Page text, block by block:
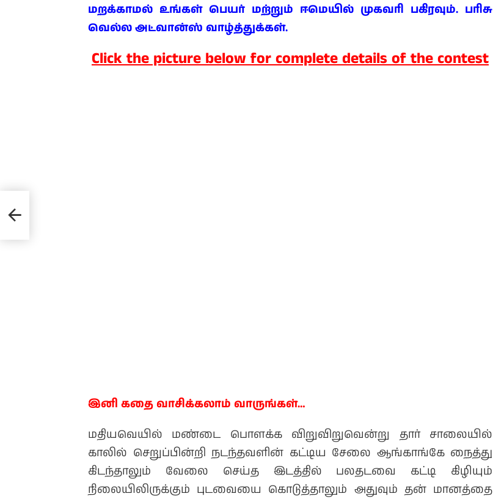
மறக்காமல் உங்கள் பெயர் மற்றும் ஈமெயில் முகவரி பகிரவும். பரிசு
வெல்ல அட்வான்ஸ் வாழ்த்துக்கள்.
Click the picture below for complete details of the contest
இனி கதை வாசிக்கலாம் வாருங்கள்…
மதியவெயில் மண்டை பொளக்க விறுவிறுவென்று தார் சாலையில்
காலில் செறுப்பின்றி நடந்தவளின் கட்டிய சேலை ஆங்காங்கே நைத்து
கிடந்தாலும் வேலை செய்த இடத்தில் பலதடவை கட்டி கிழியும்
நிலையிலிருக்கும் புடவையை கொடுத்தாலும் அதுவும் தன் மானத்தை